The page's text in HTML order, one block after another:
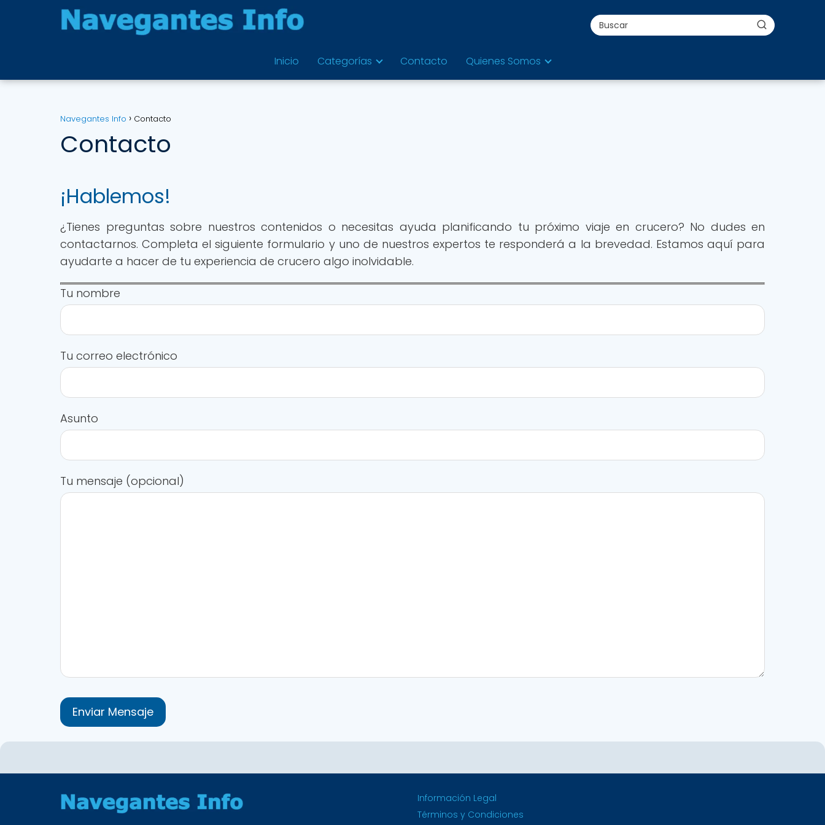
Inicio Categorías Contacto Quienes Somos
Navegantes Info Contacto
Contacto
¡Hablemos!
¿Tienes preguntas sobre nuestros contenidos o necesitas ayuda planificando tu próximo viaje en crucero? No dudes en
contactarnos. Completa el siguiente formulario y uno de nuestros expertos te responderá a la brevedad. Estamos aquí para
ayudarte a hacer de tu experiencia de crucero algo inolvidable.
Tu nombre
Tu correo electrónico
Asunto
Tu mensaje (opcional)
Información Legal
Términos y Condiciones